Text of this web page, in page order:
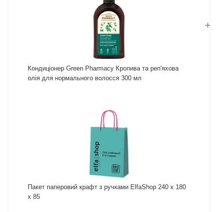
Кондиціонер Green Pharmacy Кропива та реп'яхова
олія для нормального волосся 300 мл
Пакет паперовий крафт з ручками ElfaShop 240 х 180
х 85